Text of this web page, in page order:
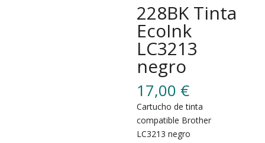
228BK Tinta
EcoInk
LC3213
negro
17,00 €
Cartucho de tinta
compatible Brother
LC3213 negro